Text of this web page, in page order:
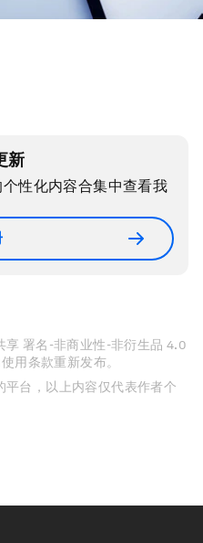
新
性化内容合集中查看我
享 署名-非商业性-非衍生品 4.0
用条款重新发布。
台，以上内容仅代表作者个